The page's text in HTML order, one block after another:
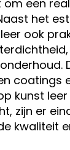
een
het
ook
coatings
kunst leer
zijn er
kwaliteit